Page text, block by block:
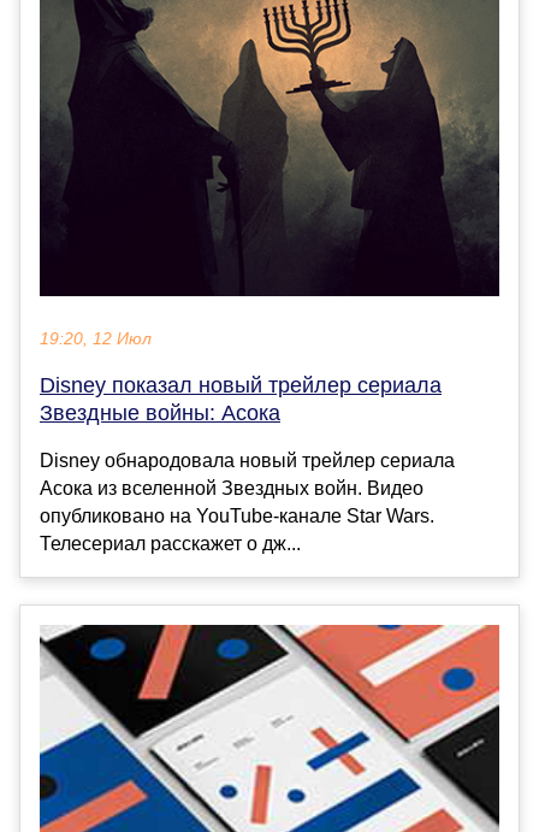
19:20, 12 Июл
Disney показал новый трейлер сериала
Звездные войны: Асока
Disney обнародовала новый трейлер сериала
Асока из вселенной Звездных войн. Видео
опубликовано на YouTube-канале Star Wars.
Телесериал расскажет о дж...